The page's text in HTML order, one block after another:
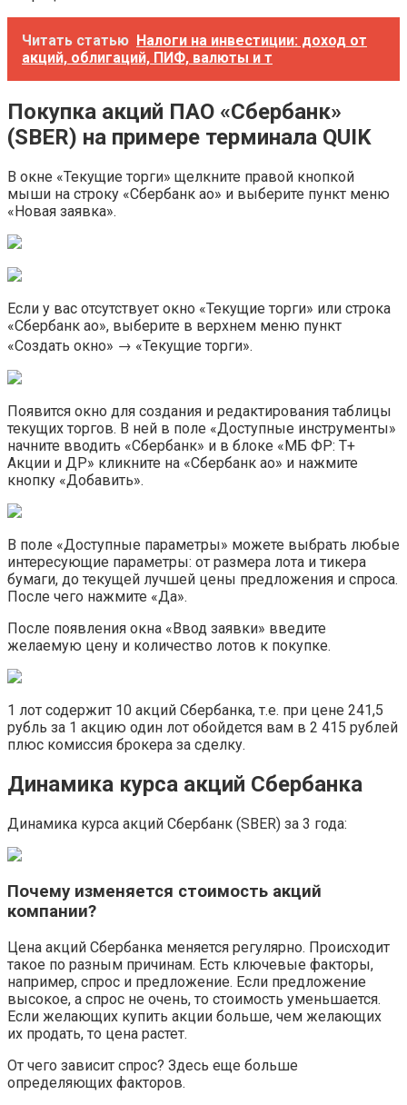
Читать статью Налоги на инвестиции: доход от
акций, облигаций, ПИФ, валюты и т
Покупка акций ПАО «Сбербанк»
(SBER) на примере терминала QUIK
В окне «Текущие торги» щелкните правой кнопкой
мыши на строку «Сбербанк ао» и выберите пункт меню
«Новая заявка».
Если у вас отсутствует окно «Текущие торги» или строка
«Сбербанк ао», выберите в верхнем меню пункт
«Создать окно» → «Текущие торги».
Появится окно для создания и редактирования таблицы
текущих торгов. В ней в поле «Доступные инструменты»
начните вводить «Сбербанк» и в блоке «МБ ФР: Т+
Акции и ДР» кликните на «Сбербанк ао» и нажмите
кнопку «Добавить».
В поле «Доступные параметры» можете выбрать любые
интересующие параметры: от размера лота и тикера
бумаги, до текущей лучшей цены предложения и спроса.
После чего нажмите «Да».
После появления окна «Ввод заявки» введите
желаемую цену и количество лотов к покупке.
1 лот содержит 10 акций Сбербанка, т.е. при цене 241,5
рубль за 1 акцию один лот обойдется вам в 2 415 рублей
плюс комиссия брокера за сделку.
Динамика курса акций Сбербанка
Динамика курса акций Сбербанк (SBER) за 3 года:
Почему изменяется стоимость акций
компании?
Цена акций Сбербанка меняется регулярно. Происходит
такое по разным причинам. Есть ключевые факторы,
например, спрос и предложение. Если предложение
высокое, а спрос не очень, то стоимость уменьшается.
Если желающих купить акции больше, чем желающих
их продать, то цена растет.
От чего зависит спрос? Здесь еще больше
определяющих факторов.